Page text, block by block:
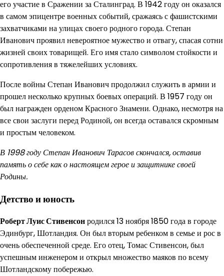
его участие в Сражении за Сталинград. В 1942 году он оказался
в самом эпицентре военных событий, сражаясь с фашистскими
захватчиками на улицах своего родного города. Степан
Иванович проявил невероятное мужество и отвагу, спасая сотни
жизней своих товарищей. Его имя стало символом стойкости и
сопротивления в тяжелейших условиях.
После войны Степан Иванович продолжил служить в армии и
прошел несколько крупных боевых операций. В 1957 году он
был награжден орденом Красного Знамени. Однако, несмотря на
все свои заслуги перед Родиной, он всегда оставался скромным
и простым человеком.
В 1998 году Степан Иванович Тарасов скончался, оставив
память о себе как о настоящем герое и защитнике своей
Родины.
Детство и юность
Роберт Луис Стивенсонродился 13 ноября 1850 года в городе
Эдинбург, Шотландия. Он был вторым ребенком в семье и рос в
очень обеспеченной среде. Его отец, Томас Стивенсон, был
успешным инженером и открыл множество маяков по всему
Шотландскому побережью.